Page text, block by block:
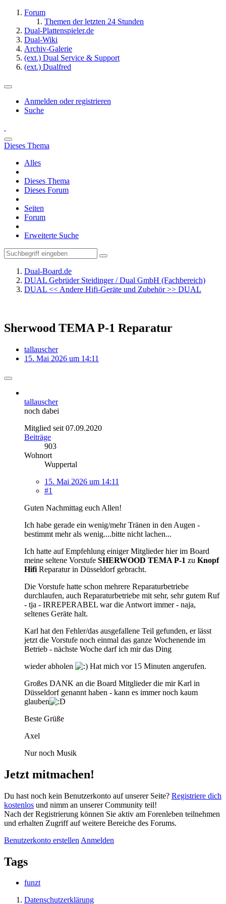
Forum
Themen der letzten 24 Stunden
Dual-Plattenspieler.de
Dual-Wiki
Archiv-Galerie
(ext.) Dual Service & Support
(ext.) Dualfred
Anmelden oder registrieren
Suche
Dieses Thema
Alles
Dieses Thema
Dieses Forum
Seiten
Forum
Erweiterte Suche
Dual-Board.de
DUAL Gebrüder Steidinger / Dual GmbH (Fachbereich)
DUAL << Andere Hifi-Geräte und Zubehör >> DUAL
Sherwood TEMA P-1 Reparatur
tallauscher
15. Mai 2026 um 14:11
tallauscher
noch dabei
Mitglied seit 07.09.2020
Beiträge
903
Wohnort
Wuppertal
15. Mai 2026 um 14:11
#1
Guten Nachmittag euch Allen!
Ich habe gerade ein wenig/mehr Tränen in den Augen -
bestimmt mehr als wenig....bitte nicht lachen...
Ich hatte auf Empfehlung einiger Mitglieder hier im Board
meine seltene Vorstufe SHERWOOD TEMA P-1 zu Knopf
Hifi Reparatur in Düsseldorf gebracht.
Die Vorstufe hatte schon mehrere Reparaturbetriebe
durchlaufen, auch Reparaturbetriebe mit sehr, sehr gutem Ruf
- tja - IRREPERABEL war die Antwort immer - naja,
seltenes Geräte halt.
Karl hat den Fehler/das ausgefallene Teil gefunden, er lässt
jetzt die Vorstufe noch einmal das ganze Wochenende im
Betrieb - nächste Woche darf ich mir das Ding
wieder abholen
Hat mich vor 15 Minuten angerufen.
Großes DANK an die Board Mitglieder die mir Karl in
Düsseldorf genannt haben - kann es immer noch kaum
glauben
Beste Grüße
Axel
Nur noch Musik
Jetzt mitmachen!
Du hast noch kein Benutzerkonto auf unserer Seite? Registriere dich
kostenlos und nimm an unserer Community teil!
Nach der Registrierung können Sie aktiv am Forenleben teilnehmen
und erhalten Zugriff auf weitere Bereiche des Forums.
Benutzerkonto erstellen Anmelden
Tags
funzt
Datenschutzerklärung